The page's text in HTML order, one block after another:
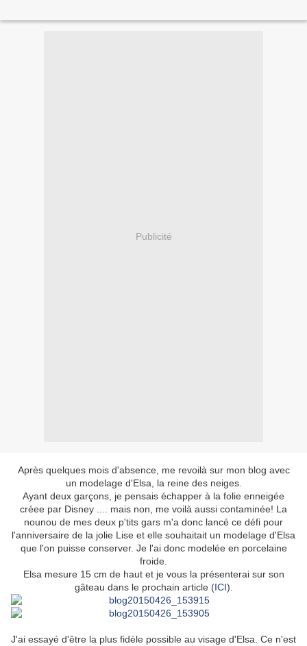
Publicité
Après quelques mois d'absence, me revoilà sur mon blog avec
un modelage d'Elsa, la reine des neiges.
Ayant deux garçons, je pensais échapper à la folie enneigée
créee par Disney .... mais non, me voilà aussi contaminée! La
nounou de mes deux p'tits gars m'a donc lancé ce défi pour
l'anniversaire de la jolie Lise et elle souhaitait un modelage d'Elsa
que l'on puisse conserver. Je l'ai donc modelée en porcelaine
froide.
Elsa mesure 15 cm de haut et je vous la présenterai sur son
gâteau dans le prochain article (ICI).
J'ai essayé d'être la plus fidèle possible au visage d'Elsa. Ce n'est